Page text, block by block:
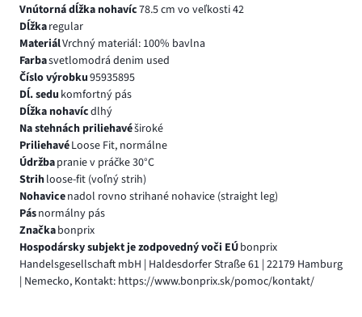
Vnútorná dĺžka nohavíc78.5 cm vo veľkosti 42
Dĺžkaregular
MateriálVrchný materiál: 100% bavlna
Farbasvetlomodrá denim used
Číslo výrobku95935895
Dĺ. sedu komfortný pás
Dĺžka nohavícdlhý
Na stehnách priliehavéširoké
PriliehavéLoose Fit, normálne
Údržbapranie v práčke 30°C
Strihloose-fit (voľný strih)
Nohavicenadol rovno strihané nohavice (straight leg)
Pásnormálny pás
Značkabonprix
Hospodársky subjekt je zodpovedný voči EÚbonprix
Handelsgesellschaft mbH | Haldesdorfer Straße 61 | 22179 Hamburg
| Nemecko, Kontakt: https://www.bonprix.sk/pomoc/kontakt/